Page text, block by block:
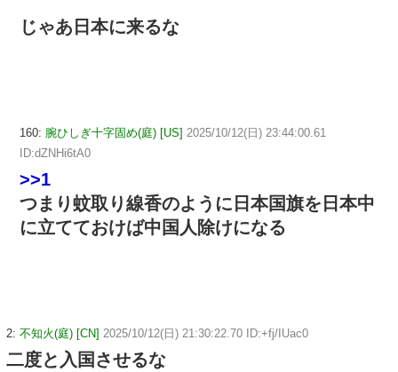
じゃあ日本に来るな
160: 腕ひしぎ十字固め(庭) [US] 2025/10/12(日) 23:44:00.61
ID:dZNHi6tA0
>>1
つまり蚊取り線香のように日本国旗を日本中
に立てておけば中国人除けになる
2: 不知火(庭) [CN] 2025/10/12(日) 21:30:22.70 ID:+fj/IUac0
二度と入国させるな